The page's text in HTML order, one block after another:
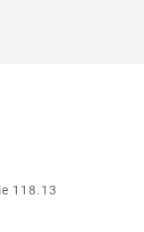
118.13